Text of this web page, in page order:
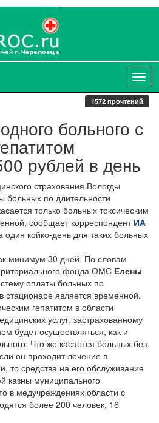
1572 прочтений
больного с
рублей в день
страхования Вологды
больных по длительности
только больных токсическим
сообщает корреспондент ИА
один койко-день для таких больных
минимум 30 дней. По словам
фонда ОМС Елены
оплаты больных по
стационаре является временной.
гепатитом в области
услуг, застрахованному
будет осуществляться, как и
Что же касается больных без
он проходит лечение в
то средства на его обслуживание
казны муниципального
в медучреждениях области с
более 200 человек, 16